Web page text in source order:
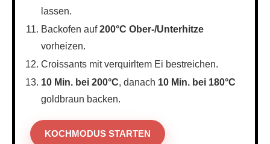
lassen.
Backofen auf200°C Ober-/Unterhitze
vorheizen.
Croissants mit verquirltem Ei bestreichen.
10 Min. bei 200°C, danach 10 Min. bei 180°C
goldbraun backen.
KOCHMODUS STARTEN